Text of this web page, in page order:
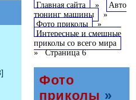
Главная сайта »
Авто
тюнинг машины
»
Фото приколы »
Интересные и смешные
приколы со всего мира
»Страница 6
Фото
приколы »